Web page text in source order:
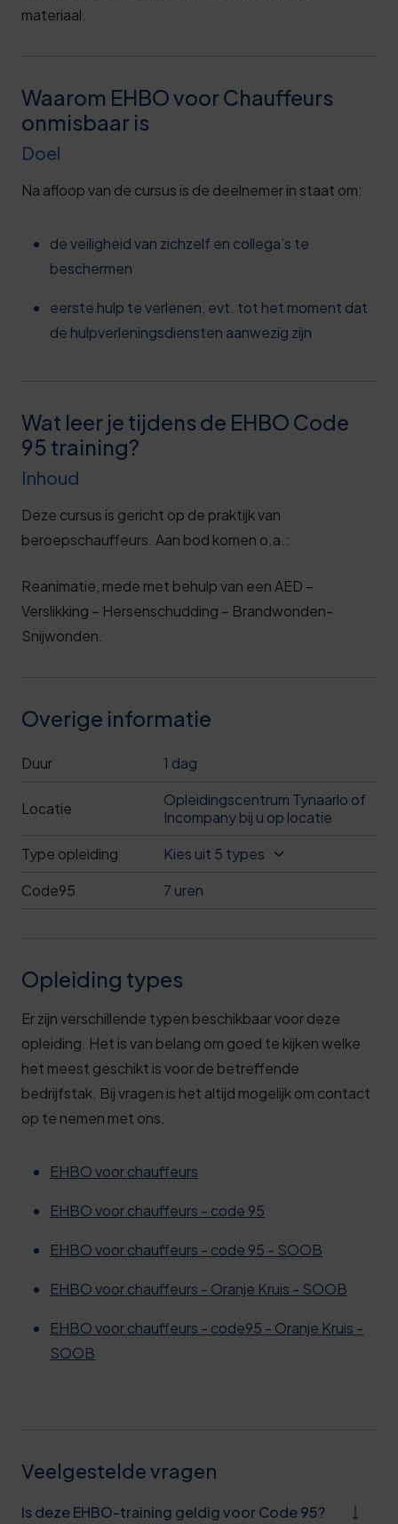
materiaal.
Waarom EHBO voor Chauffeurs
onmisbaar is
Doel
Na afloop van de cursus is de deelnemer in staat om:
de veiligheid van zichzelf en collega’s te
beschermen
eerste hulp te verlenen, evt. tot het moment dat
de hulpverleningsdiensten aanwezig zijn
Wat leer je tijdens de EHBO Code
95 training?
Inhoud
Deze cursus is gericht op de praktijk van
beroepschauffeurs. Aan bod komen o.a.:
Reanimatie, mede met behulp van een AED –
Verslikking – Hersenschudding – Brandwonden-
Snijwonden.
Overige informatie
Duur 1 dag
Locatie
Opleidingscentrum Tynaarlo of
Incompany bij u op locatie
Type opleiding
Kies uit 5 types
Code95
7 uren
Opleiding types
Er zijn verschillende typen beschikbaar voor deze
opleiding. Het is van belang om goed te kijken welke
het meest geschikt is voor de betreffende
bedrijfstak. Bij vragen is het altijd mogelijk om contact
op te nemen met ons.
EHBO voor chauffeurs
EHBO voor chauffeurs - code 95
EHBO voor chauffeurs - code 95 - SOOB
EHBO voor chauffeurs - Oranje Kruis - SOOB
EHBO voor chauffeurs - code95 - Oranje Kruis -
SOOB
Veelgestelde vragen
Is deze EHBO-training geldig voor Code 95?